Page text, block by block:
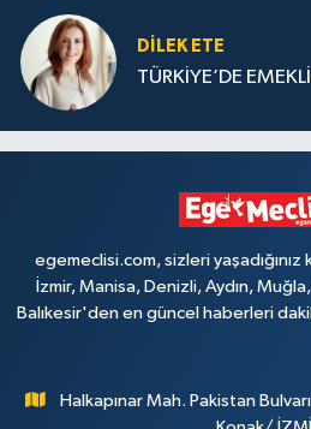
DILEK ETE
TÜRKİYE’DE
egemeclisi.com, sizleri
İzmir, Manisa, Denizli, Aydın,
Balıkesir'den en güncel haberleri
Halkapınar Mah. Pakistan